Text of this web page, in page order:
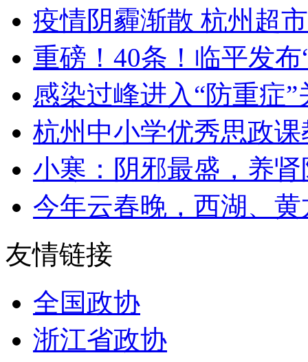
疫情阴霾渐散 杭州超
重磅！40条！临平发
感染过峰进入“防重症
杭州中小学优秀思政
小寒：阴邪最盛，养
今年云春晚，西湖、
友情链接
全国政协
浙江省政协